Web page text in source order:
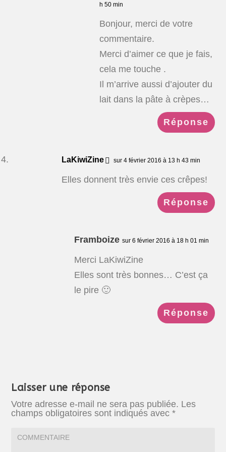
h 50 min
Bonjour, merci de votre
commentaire.
Merci d’aimer ce que je fais,
cela me touche .
Il m’arrive aussi d’ajouter du
lait dans la pâte à crèpes…
Réponse
LaKiwiZine sur 4 février 2016 à 13 h 43 min
Elles donnent très envie ces crêpes!
Réponse
Framboize sur 6 février 2016 à 18 h 01 min
Merci LaKiwiZine
Elles sont très bonnes… C’est ça
le pire 🙂
Réponse
Laisser une réponse
Votre adresse e-mail ne sera pas publiée. Les
champs obligatoires sont indiqués avec*